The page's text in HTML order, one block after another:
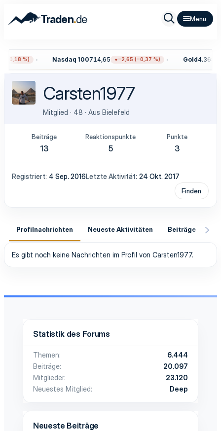
Traden.de
%) Nasdaq 100714,65 −2,65 (−0,37 %) Gold4.368,70
Carsten1977
Mitglied · 48 · Aus Bielefeld
Beiträge
13
Reaktionspunkte
5
Punkte
3
Registriert 4 Sep. 2016Letzte Aktivität 24 Okt. 2017
Finden
Profilnachrichten Neueste Aktivitäten Beiträge
Es gibt noch keine Nachrichten im Profil von Carsten1977.
Statistik des Forums
Themen
6.444
Beiträge
20.097
Mitglieder
23.120
Neuestes Mitglied
Deep
Neueste Beiträge